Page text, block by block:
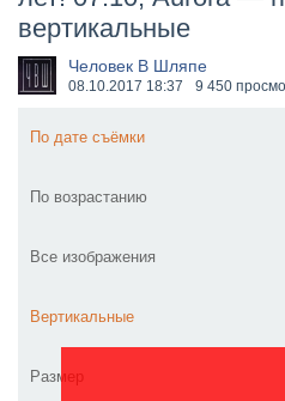
​Wacken Open Air 2027
вертикальные
Человек В Шляпе
08.10.2017 18:37 9 450
По дате съёмки
По возрастанию
Все изображения
Вертикальные
Размер